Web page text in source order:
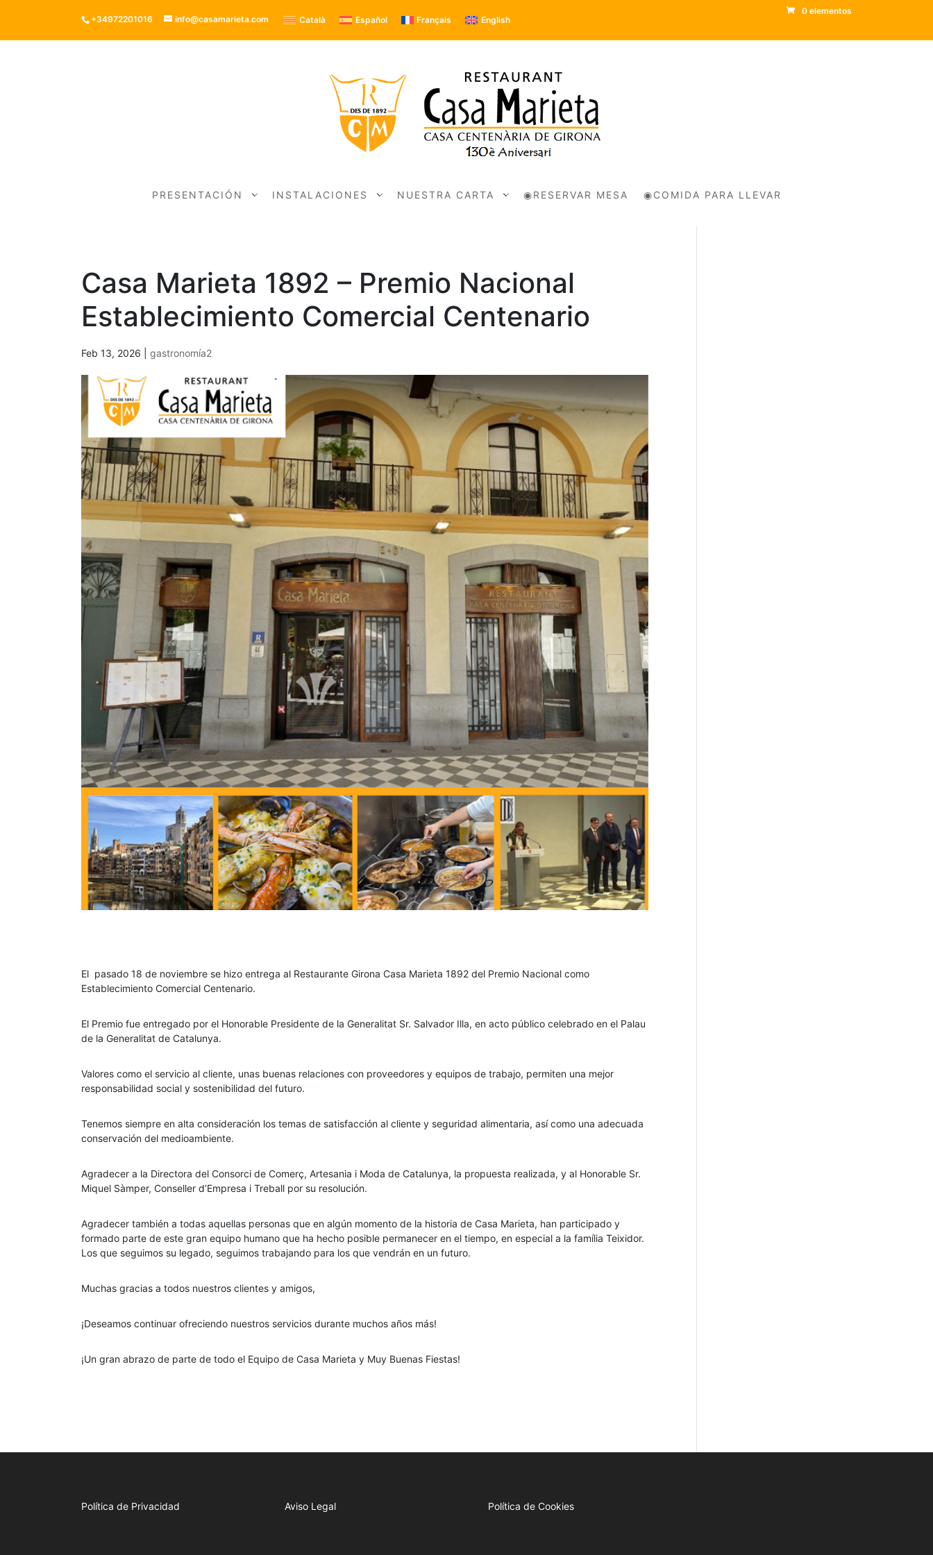
+34972201016 info@casamarieta.com Català Español Français English
0 elementos
PRESENTACIÓN INSTALACIONES NUESTRA CARTA ◉RESERVAR MESA ◉COMIDA PARA LLEVAR
Casa Marieta 1892 – Premio Nacional
Establecimiento Comercial Centenario
Feb 13, 2026 gastronomía2
El pasado 18 de noviembre se hizo entrega al Restaurante Girona Casa Marieta 1892 del Premio Nacional como
Establecimiento Comercial Centenario.
El Premio fue entregado por el Honorable Presidente de la Generalitat Sr. Salvador Illa, en acto público celebrado en el Palau
de la Generalitat de Catalunya.
Valores como el servicio al cliente, unas buenas relaciones con proveedores y equipos de trabajo, permiten una mejor
responsabilidad social y sostenibilidad del futuro.
Tenemos siempre en alta consideración los temas de satisfacción al cliente y seguridad alimentaria, así como una adecuada
conservación del medioambiente.
Agradecer a la Directora del Consorci de Comerç, Artesania i Moda de Catalunya, la propuesta realizada, y al Honorable Sr.
Miquel Sàmper, Conseller d’Empresa i Treball por su resolución.
Agradecer también a todas aquellas personas que en algún momento de la historia de Casa Marieta, han participado y
formado parte de este gran equipo humano que ha hecho posible permanecer en el tiempo, en especial a la família Teixidor.
Los que seguimos su legado, seguimos trabajando para los que vendrán en un futuro.
Muchas gracias a todos nuestros clientes y amigos,
¡Deseamos continuar ofreciendo nuestros servicios durante muchos años más!
¡Un gran abrazo de parte de todo el Equipo de Casa Marieta y Muy Buenas Fiestas!
Política de Privacidad Aviso Legal Política de Cookies